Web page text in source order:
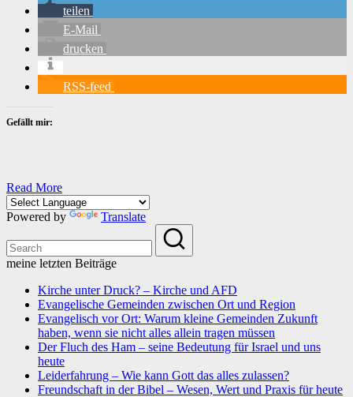
teilen
E-Mail
drucken
RSS-feed
Gefällt mir:
Read More
Powered by Translate
meine letzten Beiträge
Kirche unter Druck? – Kirche und AFD
Evangelische Gemeinden zwischen Ort und Region
Evangelisch vor Ort: Warum kleine Gemeinden Zukunft
haben, wenn sie nicht alles allein tragen müssen
Der Fluch des Ham – seine Bedeutung für Israel und uns
heute
Leiderfahrung – Wie kann Gott das alles zulassen?
Freundschaft in der Bibel – Wesen, Wert und Praxis für heute